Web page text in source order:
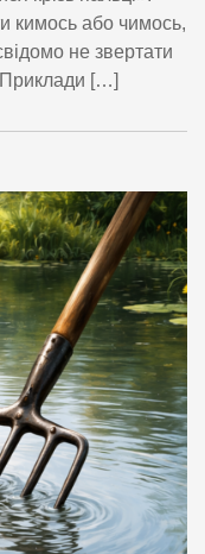
кимось або чимось,
не звертати
Приклади […]